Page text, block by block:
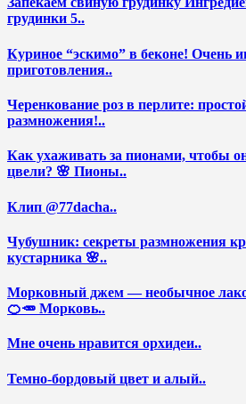
грудинки 5..
Куриное “эскимо” в беконе! Очень
приготовления..
Черенкование роз в перлите:
размножения!..
Как ухаживать за пионами, чтобы
цвели? 🌸 Пионы..
Клип @77dacha..
Чубушник: секреты размножения
кустарника 🌸..
Морковный джем — необычное
🍊🥕 Морковь..
Мне очень нравится орхидеи..
Темно-бордовый цвет и алый..